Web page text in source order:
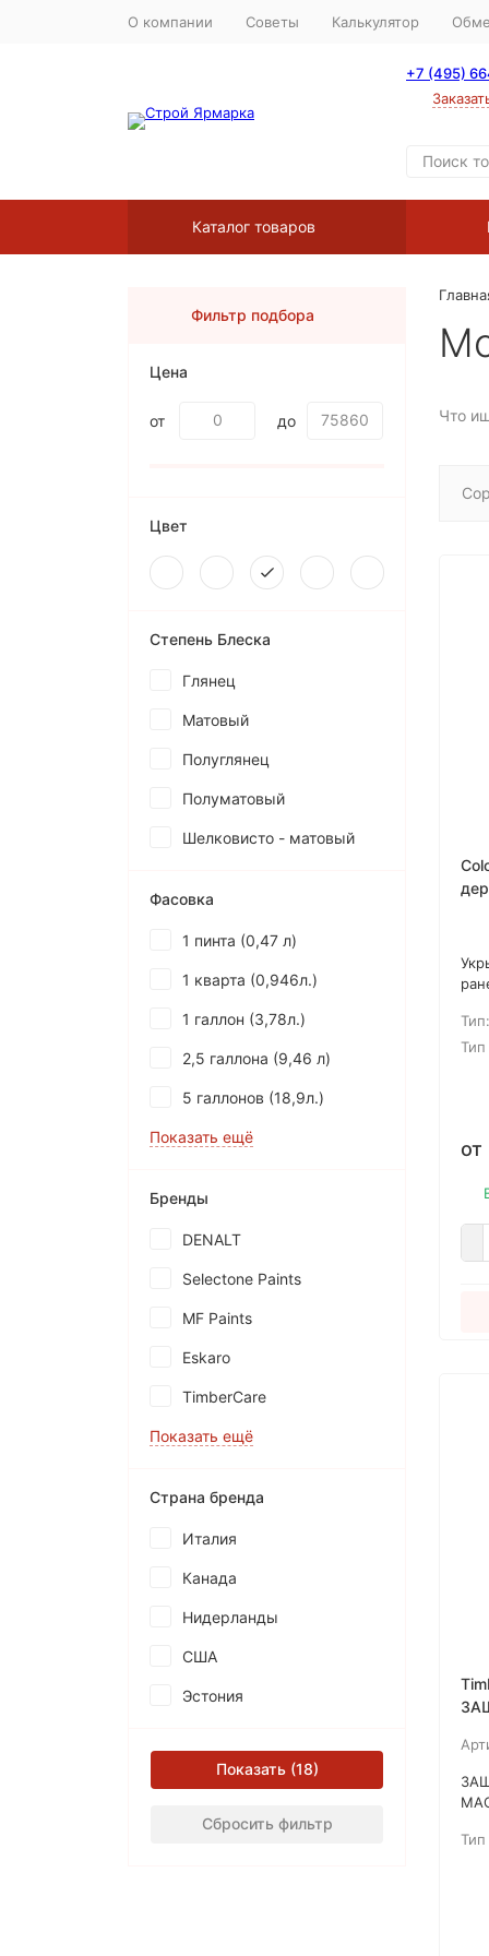
О компании Советы Калькулятор
+7 (495)
Каталог товаров
Что
Тип:
Тип
Тип
Фильтр подбора
Цена
от до
Цвет
Степень Блеска
Глянец
Матовый
Полуглянец
Полуматовый
Шелковисто - матовый
Фасовка
1 пинта (0,47 л)
1 кварта (0,946л.)
1 галлон (3,78л.)
2,5 галлона (9,46 л)
5 галлонов (18,9л.)
Показать ещё
Бренды
DENALT
Selectone Paints
MF Paints
Eskaro
TimberCare
Показать ещё
Страна бренда
Италия
Канада
Нидерланды
США
Эстония
Показать
Сбросить фильтр